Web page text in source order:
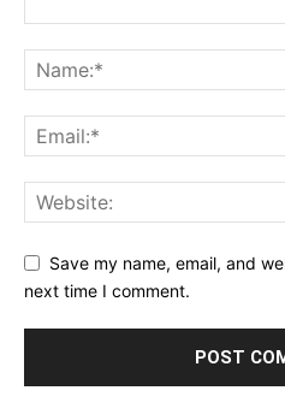
Save my name, email, and
next time I comment.